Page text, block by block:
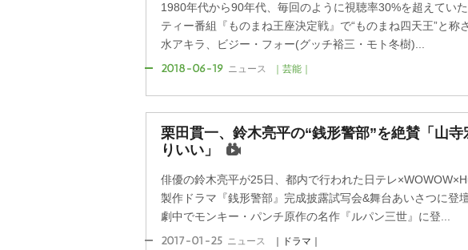
1980年代から90年代、毎回のように視聴率30%を超えてい
ティー番組『ものまね王座決定戦』で“ものまね四天王”と称
水アキラ、ビジー・フォー(グッチ裕三・モト冬樹)...
2018-06-19 ニュース ｜芸能｜
栗田貫一、鈴木亮平の“銭形警部”を絶賛「山寺
りいい」
俳優の鈴木亮平が25日、都内で行われた日テレ
製作ドラマ『銭形警部』完成披露試写会&舞台あいさつに登壇
劇中でモンキー・パンチ原作の名作『ルパン三世』に登...
2017-01-25 ニュース ｜ドラマ｜